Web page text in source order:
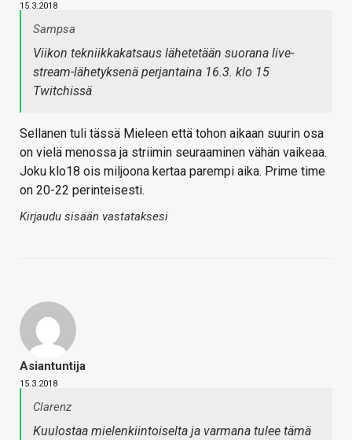
15.3.2018
Sampsa
Viikon tekniikkakatsaus lähetetään suorana live-
stream-lähetyksenä perjantaina 16.3. klo 15
Twitchissä
Sellanen tuli tässä Mieleen että tohon aikaan suurin osa
on vielä menossa ja striimin seuraaminen vähän vaikeaa.
Joku klo18 ois miljoona kertaa parempi aika. Prime time
on 20-22 perinteisesti.
Kirjaudu sisään vastataksesi
Asiantuntija
15.3.2018
Clarenz
Kuulostaa mielenkiintoiselta ja varmana tulee tämä